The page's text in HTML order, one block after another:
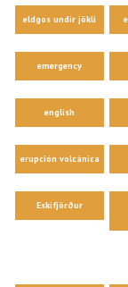
eldgos undir jökli
emergency
english
erupción volcánica
Eskifjörður